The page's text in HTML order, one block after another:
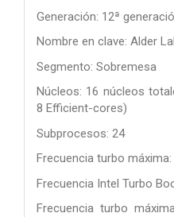
Generación: 12ª
Nombre en clave: Alder
Segmento: Sobremesa
Núcleos: 16 núcleos
8 Efficient-cores)
Subprocesos: 24
Frecuencia turbo
Frecuencia Intel Turbo
Frecuencia turbo